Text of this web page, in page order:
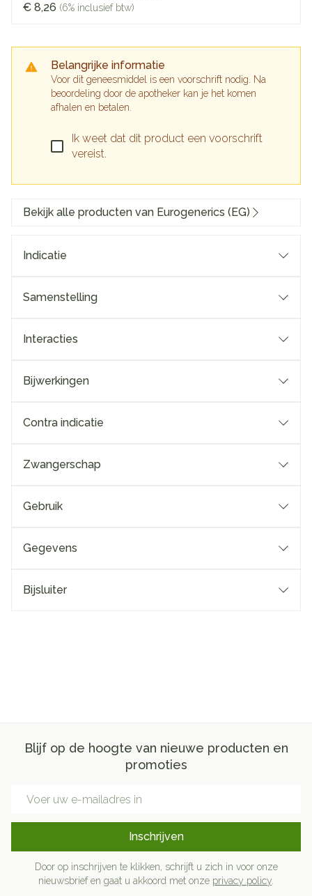
€ 8,26 (6% inclusief btw)
Belangrijke informatie
Voor dit geneesmiddel is een voorschrift nodig. Na
beoordeling door de apotheker kan je het komen
afhalen en betalen.
Ik weet dat dit product een voorschrift
vereist.
Bekijk alle producten van Eurogenerics (EG)
Indicatie
Samenstelling
Interacties
Bijwerkingen
Contra indicatie
Zwangerschap
Gebruik
Gegevens
Bijsluiter
Blijf op de hoogte van nieuwe producten en
promoties
Inschrijven
Door op inschrijven te klikken, schrijft u zich in voor onze
nieuwsbrief en gaat u akkoord met onze privacy policy